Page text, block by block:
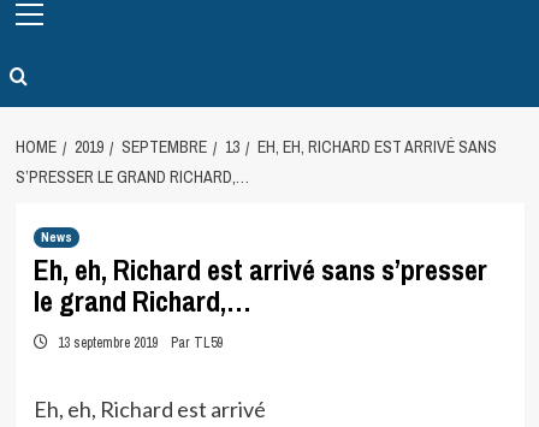
Menu
HOME 2019 SEPTEMBRE 13
EH, EH, RICHARD EST ARRIVÉ SANS
S’PRESSER LE GRAND RICHARD,…
News
Eh, eh, Richard est arrivé sans s’presser
le grand Richard,…
13 septembre 2019 Par TL59
Eh, eh, Richard est arrivé